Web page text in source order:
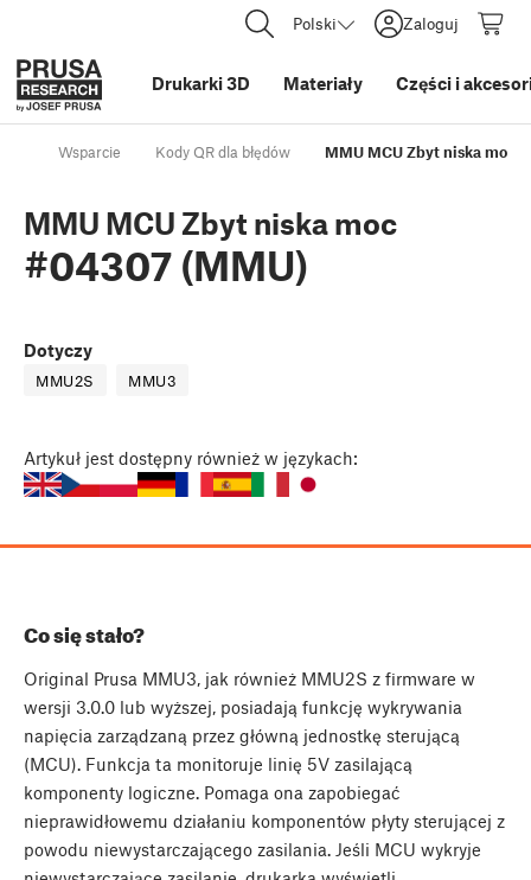
Polski Zaloguj
Drukarki 3D Materiały Części i
Wsparcie Kody QR dla błędów MMU MCU Zbyt niska moc
MMU MCU Zbyt niska moc
#04307 (MMU)
Dotyczy
MMU2S MMU3
Artykuł jest dostępny również w językach:
Co się stało?
Original Prusa MMU3, jak również MMU2S z firmware w
wersji 3.0.0 lub wyższej, posiadają funkcję wykrywania
napięcia zarządzaną przez główną jednostkę sterującą
(MCU). Funkcja ta monitoruje linię 5V zasilającą
komponenty logiczne. Pomaga ona zapobiegać
nieprawidłowemu działaniu komponentów płyty sterującej z
powodu niewystarczającego zasilania. Jeśli MCU wykryje